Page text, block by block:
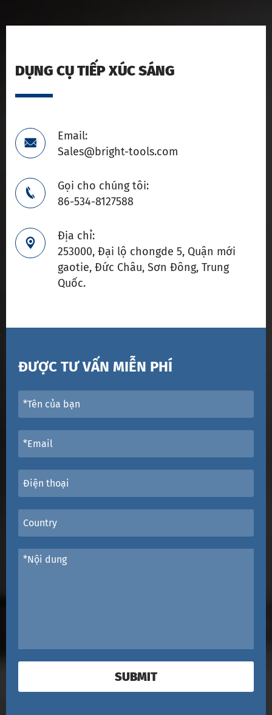
DỤNG CỤ TIẾP XÚC SÁNG

Email:
Sales@bright-tools.com

Gọi cho chúng tôi:
86-534-8127588

Địa chỉ:
253000, Đại lộ chongde 5, Quận mới
gaotie, Đức Châu, Sơn Đông, Trung
Quốc.
ĐƯỢC TƯ VẤN MIỄN PHÍ
SUBMIT